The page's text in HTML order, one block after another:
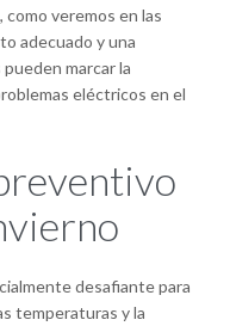
veremos en las
adecuado y una
marcar la
eléctricos en el
desafiante para
temperaturas y la